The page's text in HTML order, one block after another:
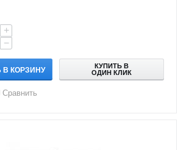
+
−
КОРЗИНУ
КУПИТЬ В
ОДИН КЛИК
Сравнить